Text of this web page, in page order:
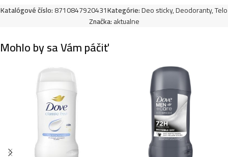
Katalógové číslo:8710847920431Kategórie:Deo sticky,Deodoranty,Telo
Značka:aktualne
Mohlo by sa Vám páčiť